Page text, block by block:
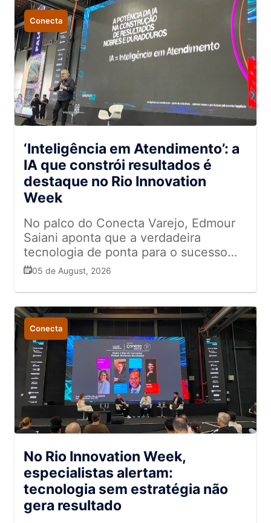
Conecta
‘Inteligência em Atendimento’: a
IA que constrói resultados é
destaque no Rio Innovation
Week
No palco do Conecta Varejo, Edmour
Saiani aponta que a verdadeira
tecnologia de ponta para o sucesso
das marcas está na conexão humana,
05 de August, 2026
Conecta
No Rio Innovation Week,
especialistas alertam:
tecnologia sem estratégia não
gera resultado